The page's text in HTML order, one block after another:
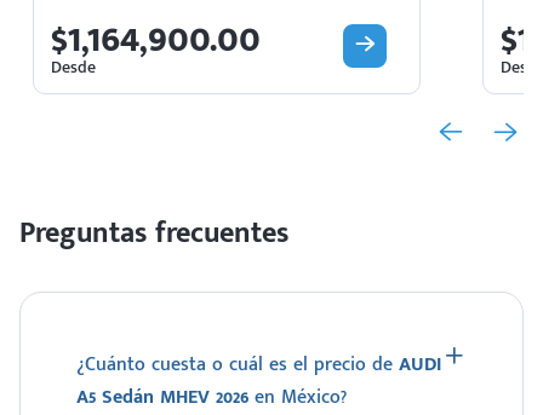
$1,164,900.00
Desde
Preguntas frecuentes
¿Cuánto cuesta o cuál es el precio deAUDI
A5 Sedán MHEV 2026en México?